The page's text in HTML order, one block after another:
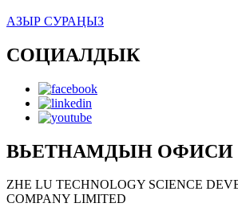
АЗЫР СУРАҢЫЗ
СОЦИАЛДЫК
ВЬЕТНАМДЫН ОФИСИ
ZHE LU TECHNOLOGY SCIENCE
COMPANY LIMITED